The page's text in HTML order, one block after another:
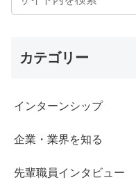
カテゴリー
インターンシップ
企業・業界を知る
先輩職員インタビュー